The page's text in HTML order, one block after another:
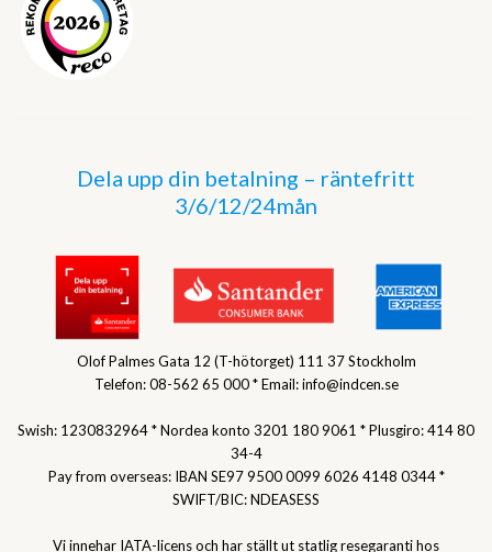
Dela upp din betalning – räntefritt
3/6/12/24mån
Olof Palmes Gata 12 (T-hötorget) 111 37 Stockholm
Telefon: 08-562 65 000 * Email: info@indcen.se
Swish: 1230832964 * Nordea konto 3201 180 9061 * Plusgiro: 414 80
34-4
Pay from overseas: IBAN SE97 9500 0099 6026 4148 0344 *
SWIFT/BIC: NDEASESS
Vi innehar IATA-licens och har ställt ut statlig resegaranti hos